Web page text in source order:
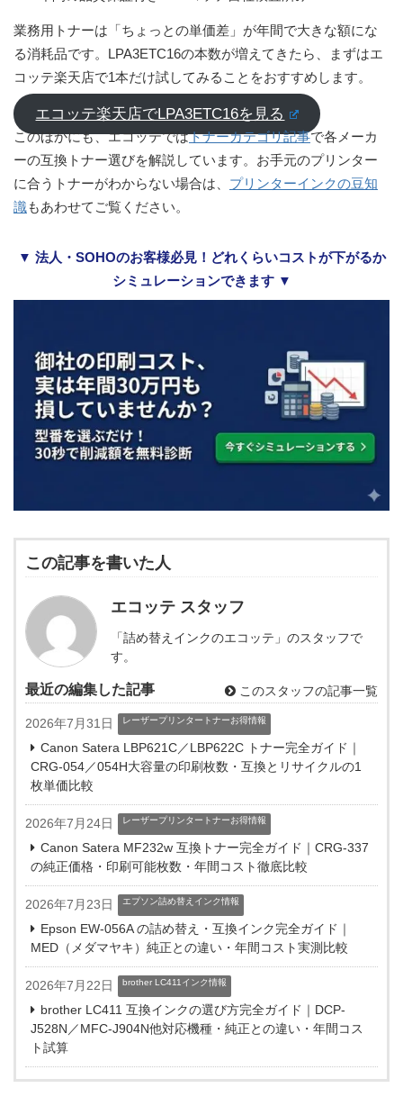
業務用トナーは「ちょっとの単価差」が年間で大きな額にな
る消耗品です。LPA3ETC16の本数が増えてきたら、まずはエ
コッテ楽天店で1本だけ試してみることをおすすめします。
エコッテ楽天店でLPA3ETC16を見る
このほかにも、エコッテではトナーカテゴリ記事で各メーカ
ーの互換トナー選びを解説しています。お手元のプリンター
に合うトナーがわからない場合は、 プリンターインクの豆知
識もあわせてご覧ください。
▼ 法人・SOHOのお客様必見！どれくらいコストが下がるか
シミュレーションできます ▼
この記事を書いた人
エコッテ スタッフ
「詰め替えインクのエコッテ」のスタッフで
す。
最近の編集した記事 このスタッフの記事一覧
2026年7月31日 レーザープリンタートナーお得情報
Canon Satera LBP621C／LBP622C トナー完全ガイド｜
CRG-054／054H大容量の印刷枚数・互換とリサイクルの1
枚単価比較
2026年7月24日 レーザープリンタートナーお得情報
Canon Satera MF232w 互換トナー完全ガイド｜CRG-337
の純正価格・印刷可能枚数・年間コスト徹底比較
2026年7月23日 エプソン詰め替えインク情報
Epson EW-056A の詰め替え・互換インク完全ガイド｜
MED（メダマヤキ）純正との違い・年間コスト実測比較
2026年7月22日 brother LC411インク情報
brother LC411 互換インクの選び方完全ガイド｜DCP-
J528N／MFC-J904N他対応機種・純正との違い・年間コス
ト試算